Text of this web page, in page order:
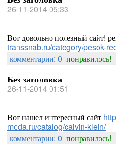
26-11-2014 05:33
Вот довольно полезный сайт!
transsnab.ru/category/pesok-
комментарии: 0 понравилось!
Без заголовка
26-11-2014 01:51
Вот нашел интересный сайт
moda.ru/catalog/calvin-klein/
комментарии: 0 понравилось!